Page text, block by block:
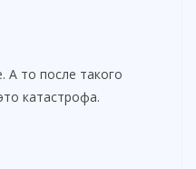
А то после такого
катастрофа.